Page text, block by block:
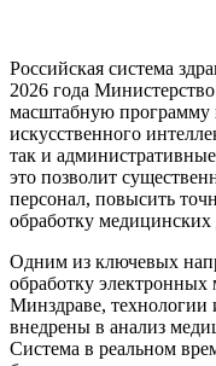
Российская система
2026 года
масштабную программу
искусственного
так и
это позволит
персонал, повысить
обработку
Одним из ключевых
обработку
Минздраве, технологии
внедрены в анализ
Система в реальном